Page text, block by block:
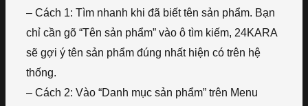
– Cách 1: Tìm nhanh khi đã biết tên sản phẩm. Bạn
chỉ cần gõ “Tên sản phẩm” vào ô tìm kiếm, 24KARA
sẽ gợi ý tên sản phẩm đúng nhất hiện có trên hệ
thống.
– Cách 2: Vào “Danh mục sản phẩm” trên Menu